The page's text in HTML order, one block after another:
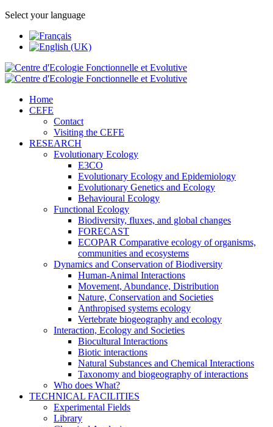
Select your language
Home
CEFE
Contact
Visiting the CEFE
RESEARCH
Evolutionary Ecology
E3CO
Evolutionary Ecology and Epidemiology
Evolutionary Genetics and Ecology
Behavioural Ecology
Functional Ecology
Biodiversity, fluxes, and global changes
FORECAST
ECOPAR Comparative ecology of organisms,
communities and ecosystems
Dynamics and Conservation of Biodiversity
Human-Animal Interactions
Movement, Abundance, Distribution
Nature, Conservation and Societies
Anthropised systems ecology
Vertebrate biogeography and ecology
Interaction, Ecology and Societies
Biocultural Interactions
Biotic interactions
Natural Substances and Chemical Interactions
Taxonomy and biogeography of interactions
Who does What?
TECHNICAL FACILITIES
Experimental Fields
Library